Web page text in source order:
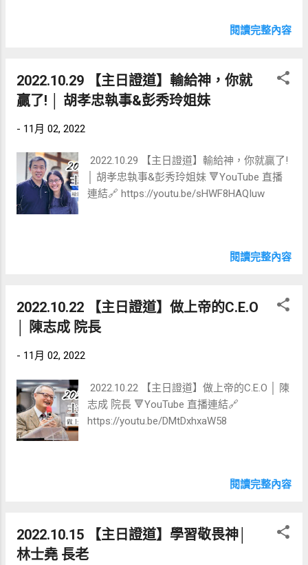
子駿 牧師 分享主題 : 不會失敗的溝通技巧
BRAV 主題經文 : 林後1:4 如此強大的卡司陣
容! 每位講員都有很棒很貼近大家的內容要分
享給大家噢❤️ 歡迎各位弟兄姐妹把這個資訊
閱讀完整內容
2022.10.29 【主日證道】輸給神，你就
贏了! │ 胡孝忠執事&彭秀玲姐妹
- 11月 02, 2022
2022.10.29 【主日證道】輸給神，你就贏了!
│ 胡孝忠執事&彭秀玲姐妹 🔻YouTube 直播
連結🔗 https://youtu.be/sHWF8HAQIuw
閱讀完整內容
2022.10.22 【主日證道】做上帝的C.E.O
│ 陳志成 院長
- 11月 02, 2022
2022.10.22 【主日證道】做上帝的C.E.O │ 陳
志成 院長 🔻YouTube 直播連結🔗
https://youtu.be/DMtDxhxaW58
閱讀完整內容
2022.10.15 【主日證道】學習敬畏神│
林士堯 長老